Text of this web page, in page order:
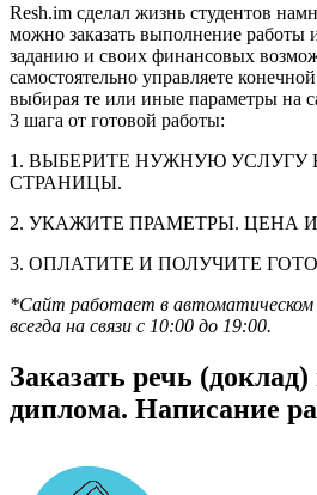
Resh.im сделал жизнь студентов
можно заказать выполнение работы
заданию и своих финансовых
самостоятельно управляете
выбирая те или иные параметры на
3 шага от готовой работы:
1. ВЫБЕРИТЕ НУЖНУЮ УСЛУГУ
СТРАНИЦЫ.
2. УКАЖИТЕ ПРАМЕТРЫ. ЦЕНА
3. ОПЛАТИТЕ И ПОЛУЧИТЕ
*Сайт работает в
всегда на связи с 10:00 до 19:00.
Заказать речь
диплома. Написание